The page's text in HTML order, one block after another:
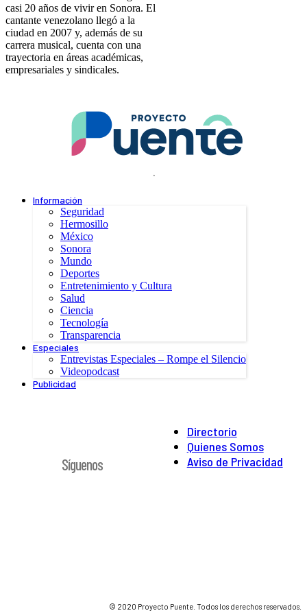
casi 20 años de vivir en Sonora. El
cantante venezolano llegó a la
ciudad en 2007 y, además de su
carrera musical, cuenta con una
trayectoria en áreas académicas,
empresariales y sindicales.
.
Información
Seguridad
Hermosillo
México
Sonora
Mundo
Deportes
Entretenimiento y Cultura
Salud
Ciencia
Tecnología
Transparencia
Especiales
Entrevistas Especiales – Rompe el Silencio
Videopodcast
Publicidad
Directorio
Quienes Somos
Aviso de Privacidad
Síguenos
© 2020 Proyecto Puente. Todos los derechos reservados.